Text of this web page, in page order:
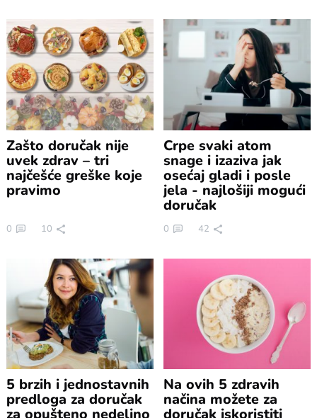
Zašto doručak nije
uvek zdrav – tri
najčešće greške koje
pravimo
0 10
Crpe svaki atom
snage i izaziva jak
osećaj gladi i posle
jela - najlošiji mogući
doručak
0 42
5 brzih i jednostavnih
predloga za doručak
Na ovih 5 zdravih
načina možete za